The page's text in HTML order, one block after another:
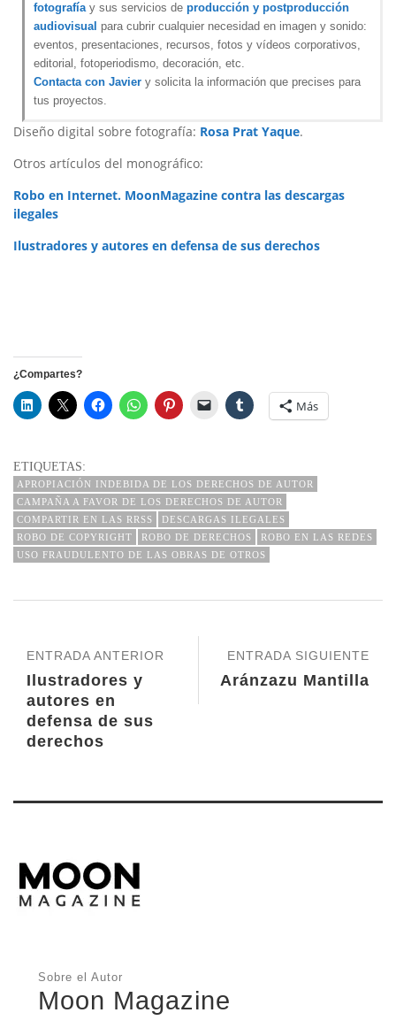
fotografía y sus servicios de producción y postproducción
audiovisual
para cubrir cualquier necesidad en imagen y sonido:
eventos, presentaciones, recursos, fotos y vídeos corporativos,
editorial, fotoperiodismo, decoración, etc.
Contacta con Javier y solicita la información que precises para
tus proyectos.
Diseño digital sobre fotografía: Rosa Prat Yaque.
Otros artículos del monográfico:
Robo en Internet. MoonMagazine contra las descargas
ilegales
Ilustradores y autores en defensa de sus derechos
¿Compartes?
Más
ETIQUETAS:
APROPIACIÓN INDEBIDA DE LOS DERECHOS DE AUTOR
CAMPAÑA A FAVOR DE LOS DERECHOS DE AUTOR
COMPARTIR EN LAS RRSS
DESCARGAS ILEGALES
ROBO DE COPYRIGHT
ROBO DE DERECHOS
ROBO EN LAS REDES
USO FRAUDULENTO DE LAS OBRAS DE OTROS
ENTRADA SIGUIENTE
Aránzazu Mantilla
ENTRADA ANTERIOR
Ilustradores y
autores en
defensa de sus
derechos
Sobre el Autor
Moon Magazine